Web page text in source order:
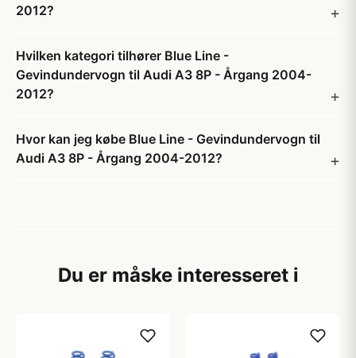
2012?
Hvilken kategori tilhører Blue Line -
Gevindundervogn til Audi A3 8P - Årgang 2004-
2012?
Hvor kan jeg købe Blue Line - Gevindundervogn til
Audi A3 8P - Årgang 2004-2012?
Du er måske interesseret i